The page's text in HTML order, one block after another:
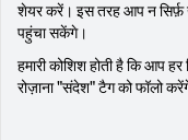
शेयर करें। इस तरह आप न सिर्फ़
पहुंचा सकेंगे।
हमारी कोशिश होती है कि आप
रोज़ाना "संदेश" टैग को फॉलो